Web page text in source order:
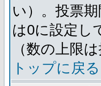
い）。投票
は0に設定し
（数の上限
トップに戻る